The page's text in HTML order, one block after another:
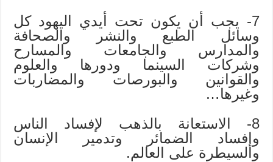
7- يجب أن يكون تحت أيدي اليهود كل
وسائل الطبع والنشر والصحافة
والمدارس والجامعات والمسارح
وشركات السينما ودورها والعلوم
والقوانين والبورصات والمضاربات
وغيرها…
8- الاستعانة بالذهب لإفساد الناس
وإفساد الضمائر وتدمير الإنسان
والسيطرة على العالم.